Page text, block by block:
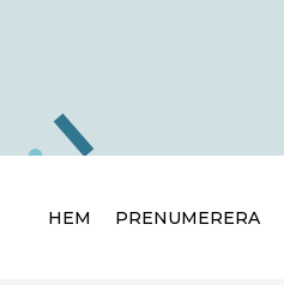
HEM PRENUMERERA